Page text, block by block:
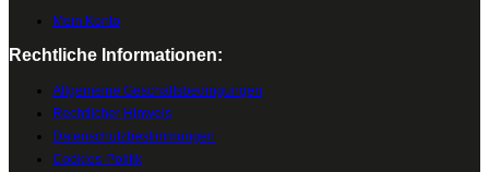
Mein Konto
Rechtliche Informationen:
Allgemeine Geschäftsbedingungen
Rechtlicher Hinweis
Datenschutzbestimmungen
Cookies-Politik